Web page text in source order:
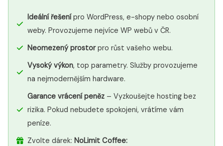
Ideální řešenípro WordPress, e-shopy nebo osobní
weby. Provozujeme nejvíce WP webů v ČR.
Neomezený prostorpro růst vašeho webu.
Vysoký výkon, top parametry. Služby provozujeme
na nejmodernějším hardware.
Garance vrácení peněz – Vyzkoušejte hosting bez
rizika. Pokud nebudete spokojeni, vrátíme vám
peníze.
Zvolte dárek: NoLimit Coffee: